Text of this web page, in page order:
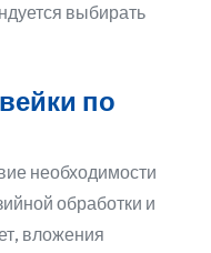
выбирать
по
необходимости
обработки и
вложения